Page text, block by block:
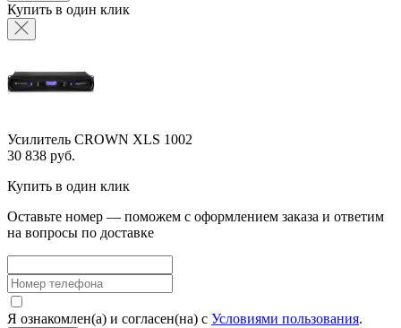
Купить в один клик
Усилитель CROWN XLS 1002
30 838 руб.
Купить в один клик
Оставьте номер — поможем с оформлением заказа и ответим
на вопросы по доставке
Я ознакомлен(а) и согласен(на) с Условиями пользования.